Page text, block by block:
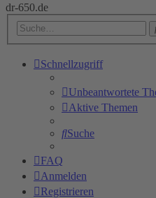
dr-650.de
Schnellzugriff
Unbeantwortete
Aktive Themen
Suche
FAQ
Anmelden
Registrieren